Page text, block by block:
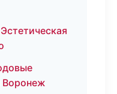
Воронеж